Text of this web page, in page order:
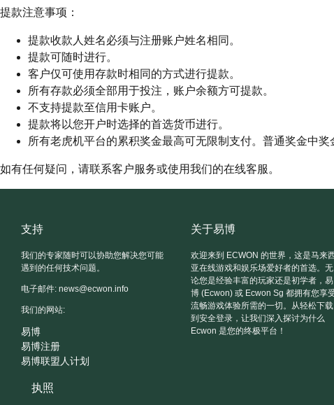
提款注意事项：
提款收款人姓名必须与注册账户姓名相同。
提款可随时进行。
客户仅可使用存款时相同的方式进行提款。
所有存款必须全部用于投注，账户余额方可提款。
不支持提款至信用卡账户。
提款将以您开户时选择的首选货币进行。
所有老虎机平台的累积奖金最高可无限制支付。普通奖金中
如有任何疑问，请联系客户服务或使用我们的在线客服。
支持
我们的专家随时可以协助您解决您可能
遇到的任何技术问题。
电子邮件: news@ecwon.info
我们的网站:
易博
易博注册
易博联盟人计划
关于易博
欢迎来到 ECWON 的世界，这是马来
亚在线游戏和娱乐场爱好者的首选。无
论您是经验丰富的玩家还是初学者，易
博 (Ecwon) 或 Ecwon Sg 都拥有您享
流畅游戏体验所需的一切。从轻松下载
到安全登录，让我们深入探讨为什么
Ecwon 是您的终极平台！
执照